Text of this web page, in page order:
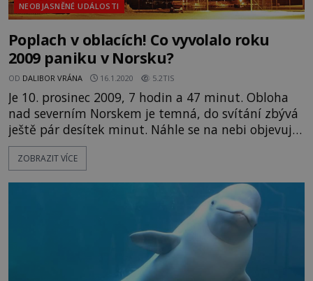
NEOBJASNĚNÉ UDÁLOSTI
Poplach v oblacích! Co vyvolalo roku
2009 paniku v Norsku?
OD DALIBOR VRÁNA 16.1.2020 5.2TIS
Je 10. prosinec 2009, 7 hodin a 47 minut. Obloha
nad severním Norskem je temná, do svítání zbývá
ještě pár desítek minut. Náhle se na nebi objevuje
podivný úkaz – gigantická světelná spirála, jež se
po chvíli mění v zářící prstenec světla a poté mizí!
Kulový blesk? Projev nějaké mimozemské aktivity?
Nebo snad důsledek utajených vojenských testů?
ZOBRAZIT VÍCE